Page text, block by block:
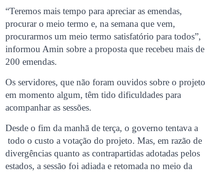
“Teremos mais tempo para apreciar as emendas,
procurar o meio termo e, na semana que vem,
procurarmos um meio termo satisfatório para todos”,
informou Amin sobre a proposta que recebeu mais de
200 emendas.
Os servidores, que não foram ouvidos sobre o projeto
em momento algum, têm tido dificuldades para
acompanhar as sessões.
Desde o fim da manhã de terça, o governo tentava a
todo o custo a votação do projeto. Mas, em razão de
divergências quanto as contrapartidas adotadas pelos
estados, a sessão foi adiada e retomada no meio da